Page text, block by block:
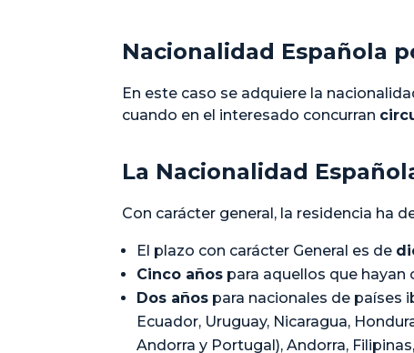
Nacionalidad Española
En este caso se adquiere la
cuando en el interesado concurran
La Nacionalidad
Con carácter general, la residencia ha
El plazo con carácter General es de
Cinco años para aquellos que
Dos años para nacionales de países
Ecuador, Uruguay, Nicaragua,
Andorra y Portugal), Andorra,